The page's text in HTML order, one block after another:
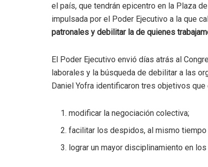
el país, que tendrán epicentro en la Plaza
impulsada por el Poder Ejecutivo a la que
patronales y debilitar la de quienes
El Poder Ejecutivo envió días atrás al
laborales y la búsqueda de debilitar a las
Daniel Yofra identificaron tres objetivos que
modificar la negociación colectiva;
facilitar los despidos, al mismo
lograr un mayor disciplinamiento en